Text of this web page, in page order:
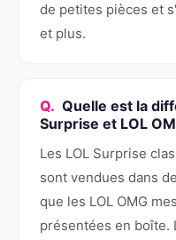
de petites pièces et
et plus.
Quelle est la
Surprise et LOL
Les LOL Surprise
sont vendues dans
que les LOL OMG
présentées en boîte.